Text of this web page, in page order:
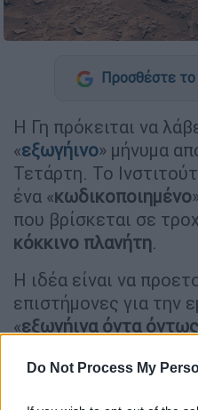
Do Not Process My
Προσθέστε
Η Γη πρόκειται να
«εξωγήινο» μήνυμα
Τετάρτη. Το
ένα «κωδικοποιημένο
που βρίσκεται σε
κόκκινο πλανήτη.
Η ιδέα είναι να
επιστήμονες για την
«εξωγήινα όντα